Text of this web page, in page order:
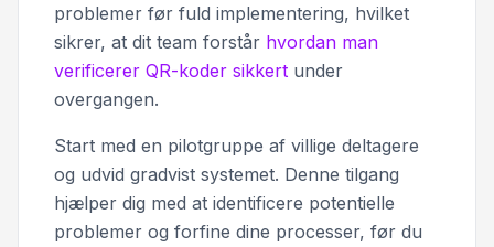
problemer før fuld implementering, hvilket
sikrer, at dit team forstår hvordan man
verificerer QR-koder sikkert under
overgangen.
Start med en pilotgruppe af villige deltagere
og udvid gradvist systemet. Denne tilgang
hjælper dig med at identificere potentielle
problemer og forfine dine processer, før du